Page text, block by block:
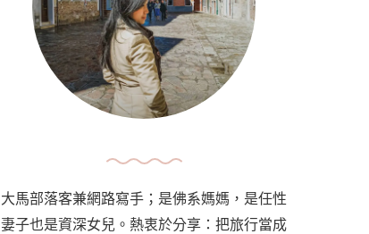
大馬部落客兼網路寫手；是佛系媽媽，是任性
妻子也是資深女兒。熱衷於分享：把旅行當成